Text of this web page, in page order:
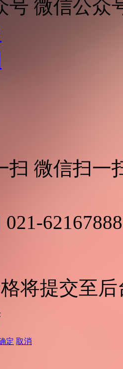
微信公众
微信扫一
021-62167888
将提交至
定 取消